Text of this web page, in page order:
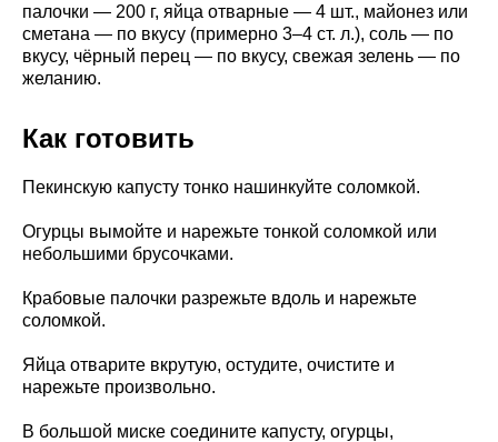
палочки — 200 г, яйца отварные — 4 шт., майонез или
сметана — по вкусу (примерно 3–4 ст. л.), соль — по
вкусу, чёрный перец — по вкусу, свежая зелень — по
желанию.
Как готовить
Пекинскую капусту тонко нашинкуйте соломкой.
Огурцы вымойте и нарежьте тонкой соломкой или
небольшими брусочками.
Крабовые палочки разрежьте вдоль и нарежьте
соломкой.
Яйца отварите вкрутую, остудите, очистите и
нарежьте произвольно.
В большой миске соедините капусту, огурцы,